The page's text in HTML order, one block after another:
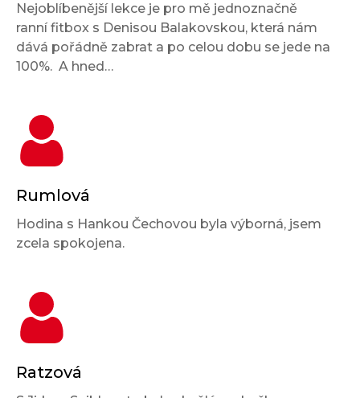
Nejoblíbenější lekce je pro mě jednoznačně
ranní fitbox s Denisou Balakovskou, která nám
dává pořádně zabrat a po celou dobu se jede na
100%. A hned…
Rumlová
Hodina s Hankou Čechovou byla výborná, jsem
zcela spokojena.
Ratzová